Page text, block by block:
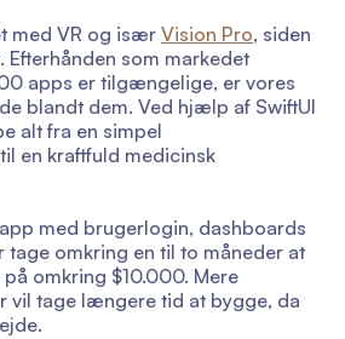
med VR og især Vision Pro, siden
som markedet
apps er tilgængelige, er vores
blandt dem. Ved hjælp af SwiftUI
alt fra en simpel
en kraftfuld medicinsk
med brugerlogin, dashboards
omkring en til to måneder at
omkring $10.000. Mere
vil tage længere tid at bygge, da